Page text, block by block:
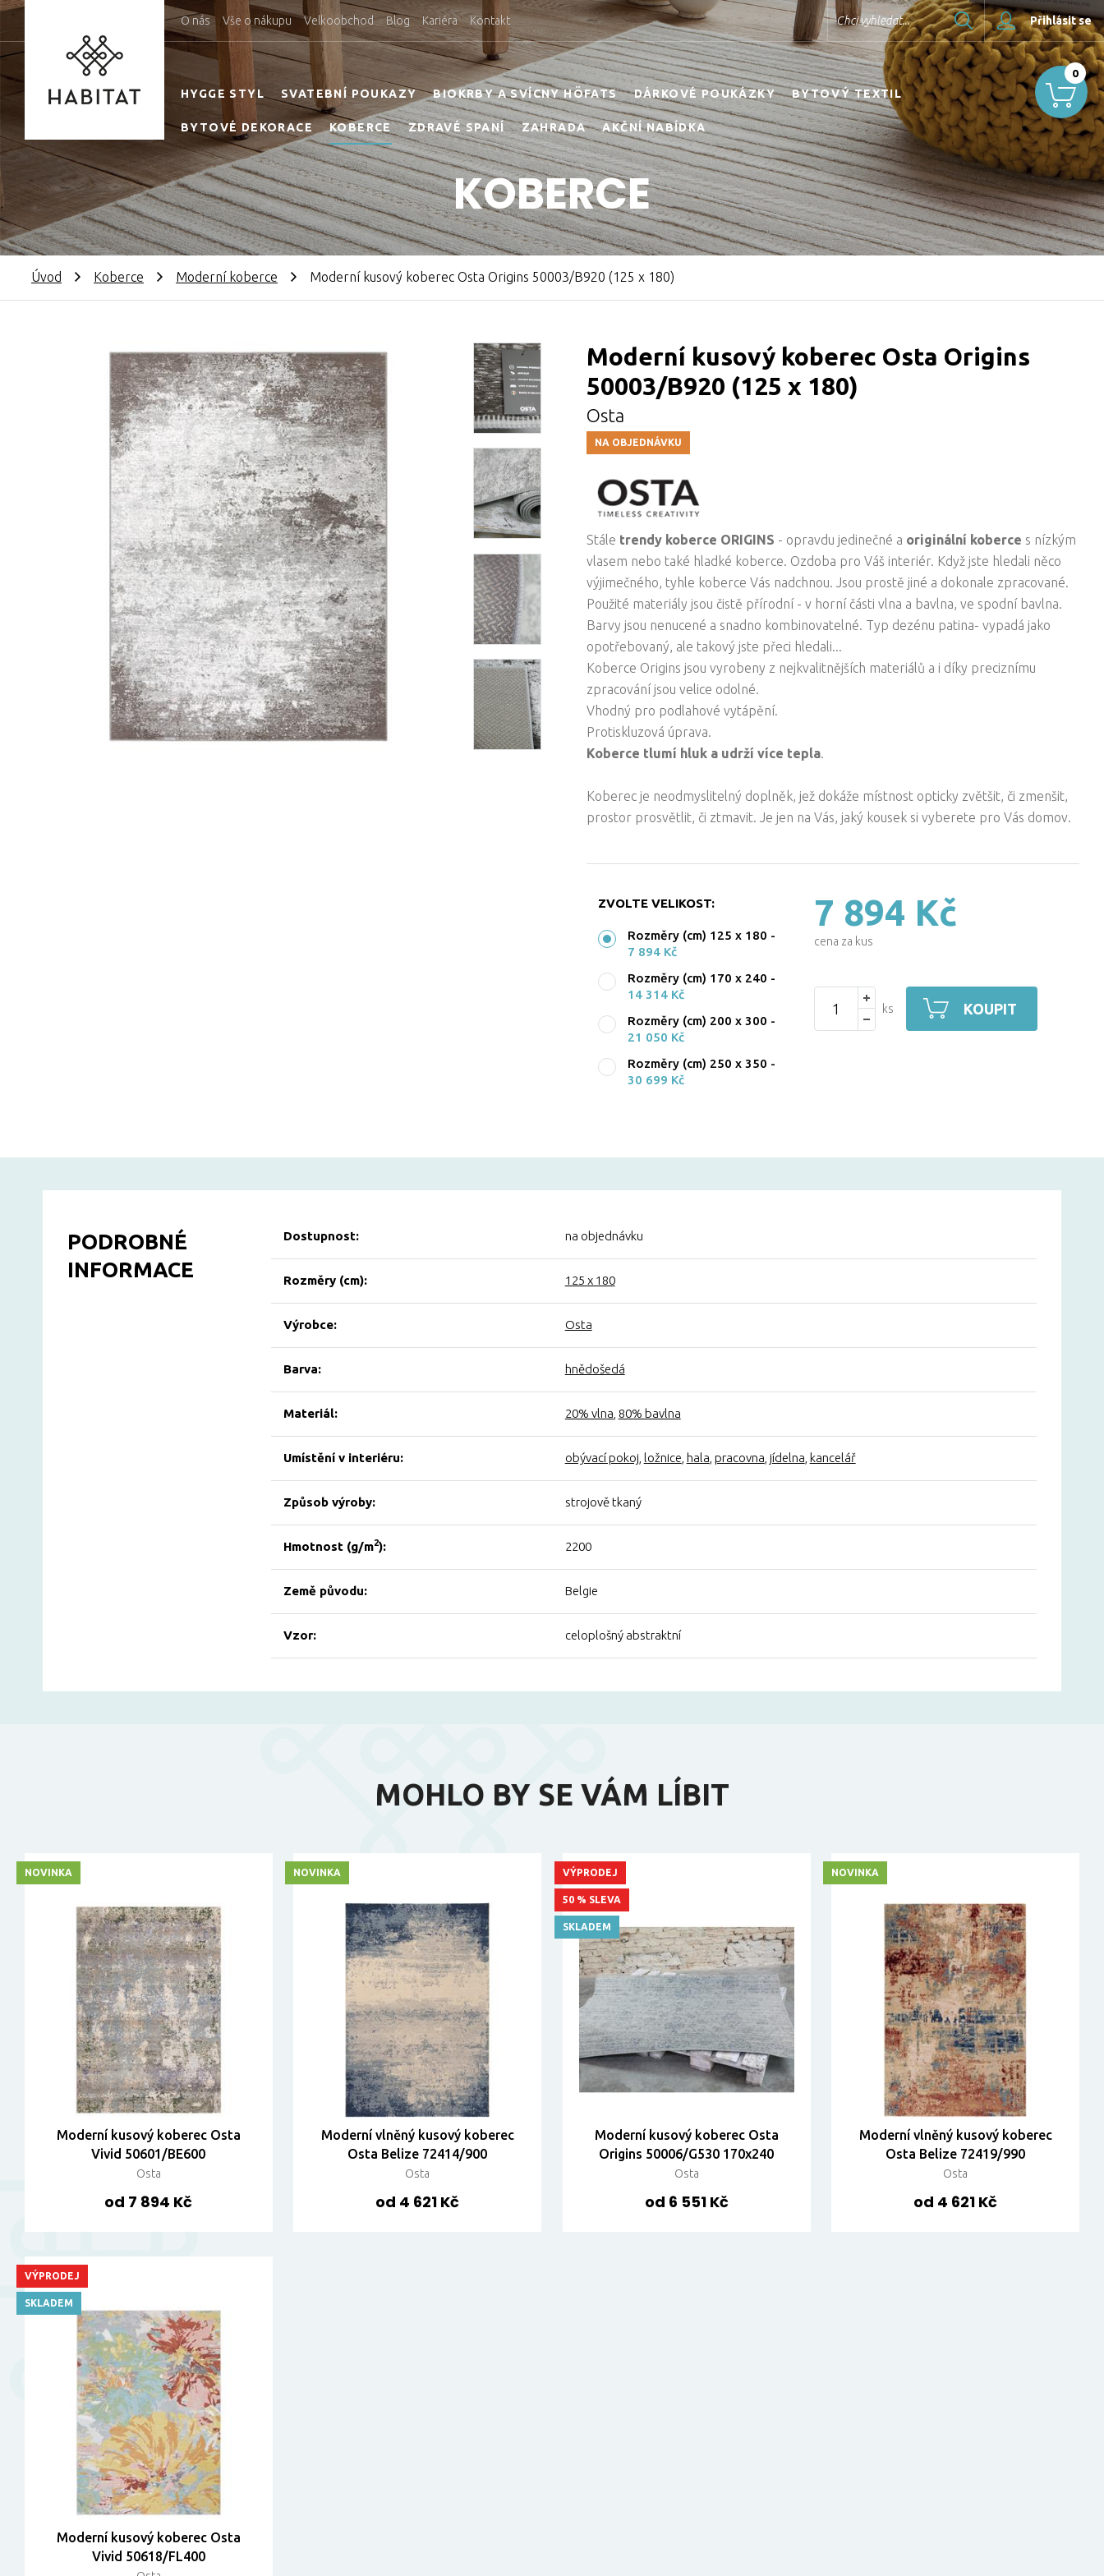
O nás Vše o nákupu Velkoobchod Blog Kariéra Kontakt Přihlásit se
Chci vyhledat... Hledat
HYGGE STYL SVATEBNÍ POUKAZY BIOKRBY A SVÍCNY HÖFATS DÁRKOVÉ POUKÁZKY BYTOVÝ TEXTIL
BYTOVÉ DEKORACE KOBERCE ZDRAVÉ SPANÍ ZAHRADA AKČNÍ NABÍDKA
KOBERCE
0
Úvod Koberce Moderní koberce Moderní kusový koberec Osta Origins 50003/B920 (125 x 180)
Moderní kusový koberec Osta Origins
50003/B920 (125 x 180)
Osta
NA OBJEDNÁVKU
Stále trendy koberce ORIGINS - opravdu jedinečné a originální koberce s nízkým
vlasem nebo také hladké koberce. Ozdoba pro Váš interiér. Když jste hledali něco
výjimečného, tyhle koberce Vás nadchnou. Jsou prostě jiné a dokonale zpracované.
Použité materiály jsou čistě přírodní - v horní části vlna a bavlna, ve spodní bavlna.
Barvy jsou nenucené a snadno kombinovatelné. Typ dezénu patina- vypadá jako
opotřebovaný, ale takový jste přeci hledali...
Koberce Origins jsou vyrobeny z nejkvalitnějších materiálů a i díky preciznímu
zpracování jsou velice odolné.
Vhodný pro podlahové vytápění.
Protiskluzová úprava.
Koberce tlumí hluk a udrží více tepla.
Koberec je neodmyslitelný doplněk, jež dokáže místnost opticky zvětšit, či zmenšit,
prostor prosvětlit, či ztmavit. Je jen na Vás, jaký kousek si vyberete pro Vás domov.
ZVOLTE VELIKOST:
Rozměry (cm) 125 x 180 -
7 894 Kč
Rozměry (cm) 170 x 240 -
14 314 Kč
Rozměry (cm) 200 x 300 -
21 050 Kč
Rozměry (cm) 250 x 350 -
30 699 Kč
7 894 Kč
cena za kus
ks KOUPIT
PODROBNÉ
INFORMACE
Dostupnost: na objednávku
Rozměry (cm): 125 x 180
Výrobce: Osta
Barva: hnědošedá
Materiál: 20% vlna 80% bavlna
Umístění v interiéru: obývací pokoj ložnice hala pracovna jídelna kancelář
Způsob výroby: strojově tkaný
Hmotnost (g/m2): 2200
Země původu: Belgie
Vzor: celoplošný abstraktní
MOHLO BY SE VÁM LÍBIT
Moderní kusový koberec Osta
Vivid 50601/BE600
Osta
od 7 894 Kč
NOVINKA
Moderní vlněný kusový koberec
Osta Belize 72414/900
Osta
od 4 621 Kč
NOVINKA
Moderní kusový koberec Osta
Origins 50006/G530 170x240
Osta
od 6 551 Kč
VÝPRODEJ
50 % SLEVA
SKLADEM
Moderní vlněný kusový koberec
Osta Belize 72419/990
Osta
od 4 621 Kč
NOVINKA
Moderní kusový koberec Osta
Vivid 50618/FL400
VÝPRODEJ
SKLADEM